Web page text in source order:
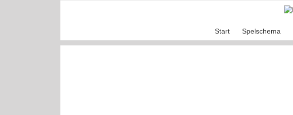
Start Spelschema